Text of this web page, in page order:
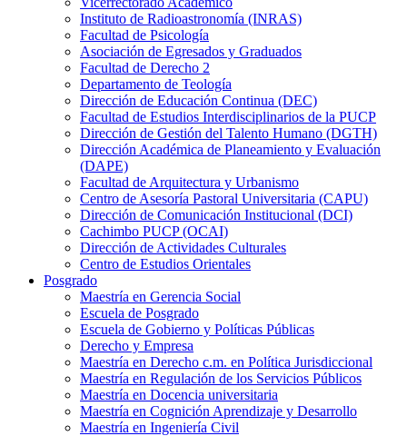
Instituto de Radioastronomía (INRAS)
Facultad de Psicología
Asociación de Egresados y Graduados
Facultad de Derecho 2
Departamento de Teología
Dirección de Educación Continua (DEC)
Facultad de Estudios Interdisciplinarios de la PUCP
Dirección de Gestión del Talento Humano (DGTH)
Dirección Académica de Planeamiento y Evaluación
(DAPE)
Facultad de Arquitectura y Urbanismo
Centro de Asesoría Pastoral Universitaria (CAPU)
Dirección de Comunicación Institucional (DCI)
Cachimbo PUCP (OCAI)
Dirección de Actividades Culturales
Centro de Estudios Orientales
Posgrado
Maestría en Gerencia Social
Escuela de Posgrado
Escuela de Gobierno y Políticas Públicas
Derecho y Empresa
Maestría en Derecho c.m. en Política Jurisdiccional
Maestría en Regulación de los Servicios Públicos
Maestría en Docencia universitaria
Maestría en Cognición Aprendizaje y Desarrollo
Maestría en Ingeniería Civil